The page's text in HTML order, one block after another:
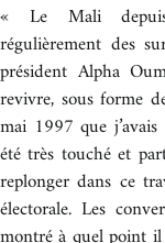
« Le Mali
régulièrement des
président Alpha
revivre, sous forme
mai 1997 que
été très touché et
replonger dans ce
électorale. Les